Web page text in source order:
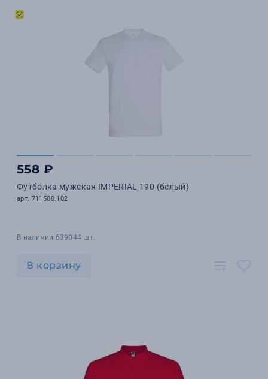
558 ₽
Футболка мужская IMPERIAL 190 (белый)
арт. 711500.102
В наличии 639044 шт.
В корзину